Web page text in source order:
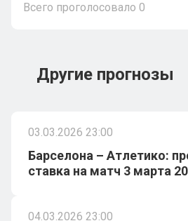
Всего проголосовало 0
Другие прогнозы
03.03.2026 23:00
Барселона – Атлетико:
ставка на матч 3 марта
04.03.2026 23:00